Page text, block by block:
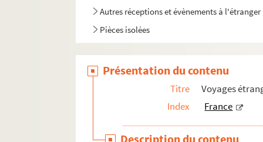
Autres réceptions et évènements à l'étranger
Pièces isolées
Présentation du contenu
Titre
Voyages
Index
France
Description du contenu